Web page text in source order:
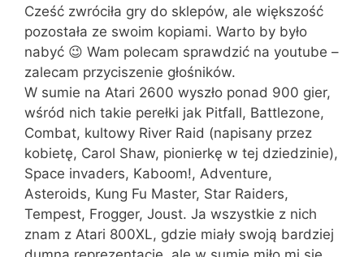
Cześć zwróciła gry do sklepów, ale większość
pozostała ze swoim kopiami. Warto by było
nabyć 😉 Wam polecam sprawdzić na youtube –
zalecam przyciszenie głośników.
W sumie na Atari 2600 wyszło ponad 900 gier,
wśród nich takie perełki jak Pitfall, Battlezone,
Combat, kultowy River Raid (napisany przez
kobietę, Carol Shaw, pionierkę w tej dziedzinie),
Space invaders, Kaboom!, Adventure,
Asteroids, Kung Fu Master, Star Raiders,
Tempest, Frogger, Joust. Ja wszystkie z nich
znam z Atari 800XL, gdzie miały swoją bardziej